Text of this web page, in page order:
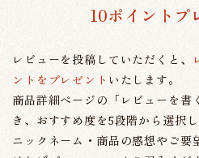
10ポイントプ
レビューを投稿していただくと、
ントをプレゼント いたします。
商品詳細ページの「レビューを書
き、おすすめ度を5段階から選択し
ニックネーム・商品の感想やご要